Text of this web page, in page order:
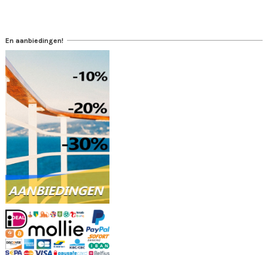
En aanbiedingen!